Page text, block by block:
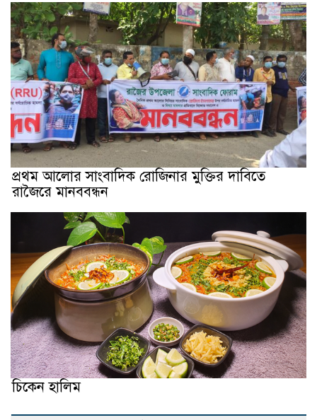
প্রথম আলোর সাংবাদিক রোজিনার মুক্তির দাবিতে
রাজৈরে মানববন্ধন
চিকেন হালিম